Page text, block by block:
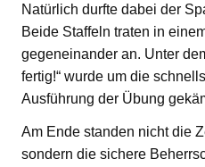
Natürlich durfte dabei der
Beide Staffeln traten in
gegeneinander an. Unter
fertig!“ wurde um die
Ausführung der Übung
Am Ende standen nicht die
sondern die sichere